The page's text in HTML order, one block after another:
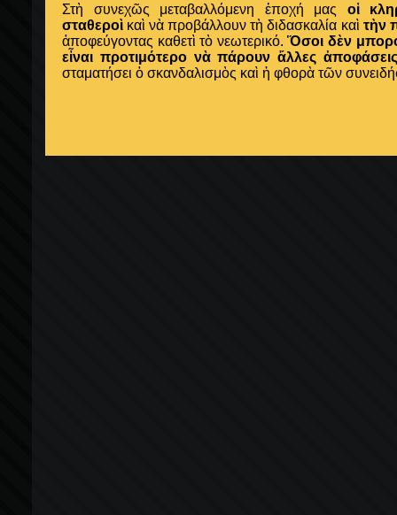
Στὴ συνεχῶς μεταβαλλόμενη ἐποχή μας οἱ
σταθεροὶ καὶ νὰ προβάλλουν τὴ διδασκαλία καὶ τὴν
ἀποφεύγοντας καθετὶ τὸ νεωτερικό.Ὅσοι δὲν
εἶναι προτιμότερο νὰ πάρουν ἄλλες
σταματήσει ὁ σκανδαλισμὸς καὶ ἡ φθορὰ τῶν